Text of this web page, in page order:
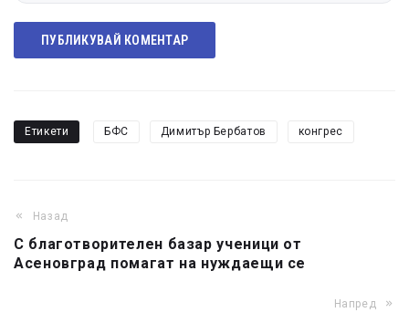
ПУБЛИКУВАЙ КОМЕНТАР
Етикети БФС Димитър Бербатов конгрес
Назад
С благотворителен базар ученици от
Асеновград помагат на нуждаещи се
Напред